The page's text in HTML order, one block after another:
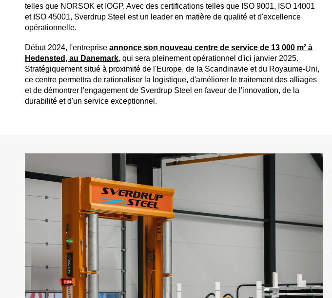
telles que NORSOK et IOGP. Avec des certifications telles que ISO 9001, ISO 14001
et ISO 45001, Sverdrup Steel est un leader en matière de qualité et d'excellence
opérationnelle.
Début 2024, l'entrepriseannonce son nouveau centre de service de 13 000 m² à
Hedensted, au Danemark, qui sera pleinement opérationnel d'ici janvier 2025.
Stratégiquement situé à proximité de l'Europe, de la Scandinavie et du Royaume-Uni,
ce centre permettra de rationaliser la logistique, d'améliorer le traitement des alliages
et de démontrer l'engagement de Sverdrup Steel en faveur de l'innovation, de la
durabilité et d'un service exceptionnel.